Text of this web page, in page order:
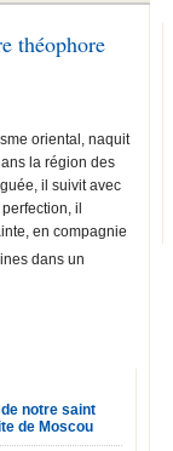
théophore
oriental, naquit
la région des
il suivit avec
il
en compagnie
dans un
notre saint
de Moscou